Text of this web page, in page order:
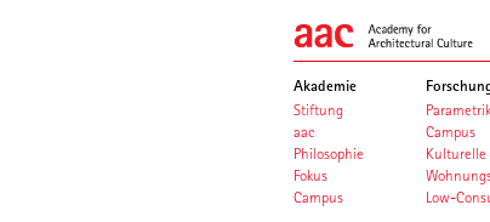
Akademie
Stiftung
aac
Philosophie
Fokus
Campus
Parametrik
Campus
Kulturelle
Low-